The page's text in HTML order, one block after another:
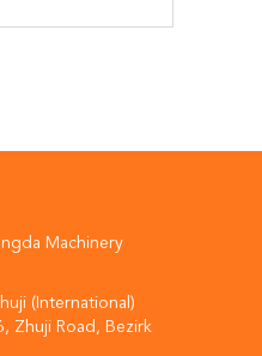
Machinery
(International)
Zhuji Road, Bezirk